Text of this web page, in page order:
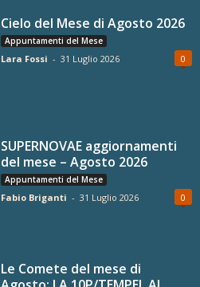
Cielo del Mese di Agosto 2026
Appuntamenti del Mese
Lara Fossi - 31 Luglio 2026 0
SUPERNOVAE aggiornamenti
del mese – Agosto 2026
Appuntamenti del Mese
Fabio Briganti - 31 Luglio 2026 0
Le Comete del mese di